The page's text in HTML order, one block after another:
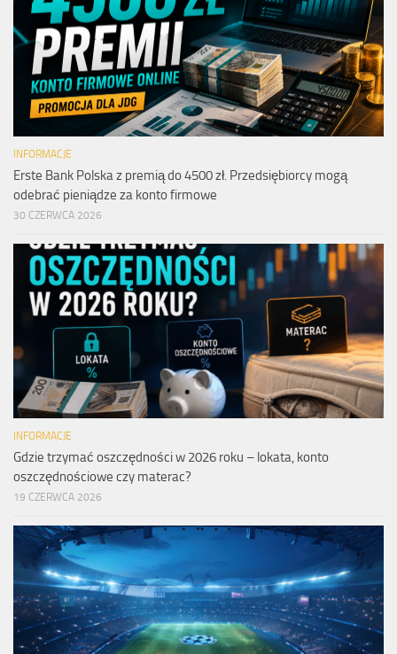
INFORMACJE
Erste Bank Polska z premią do 4500 zł. Przedsiębiorcy mogą
odebrać pieniądze za konto firmowe
30 CZERWCA 2026
INFORMACJE
Gdzie trzymać oszczędności w 2026 roku – lokata, konto
oszczędnościowe czy materac?
19 CZERWCA 2026